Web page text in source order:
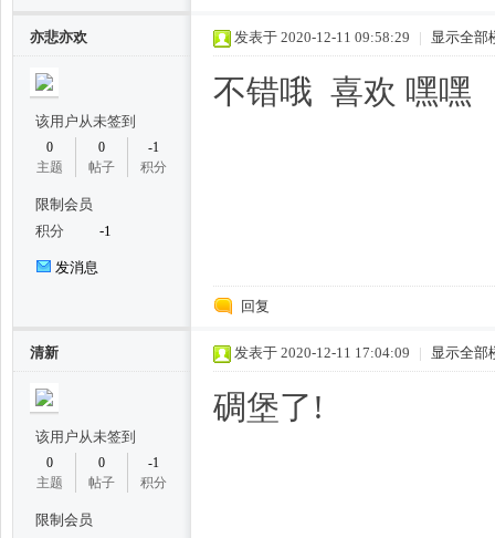
亦悲亦欢
该用户从未签到
0
主题
0
帖子
-1
积分
限制会员
积分
-1
发消息
发表于 2020-12-11 09:58:29 | 显示全部
不错哦 喜欢 嘿嘿
回复
清新
该用户从未签到
0
主题
0
帖子
-1
积分
限制会员
发表于 2020-12-11 17:04:09 | 显示全部
碉堡了!